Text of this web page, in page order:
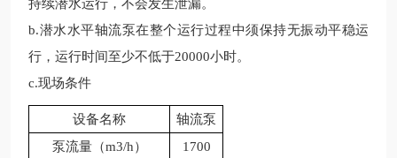
持续潜水运行，不会发生泄漏。
b.潜水水平轴流泵在整个运行过程中须保持无振动平稳运
行，运行时间至少不低于20000小时。
c.现场条件
设备名称
轴流泵
泵流量（m3/h）
1700